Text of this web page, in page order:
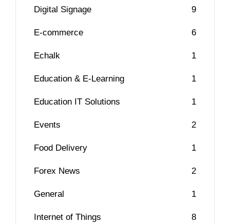
Digital Signage 9
E-commerce 6
Echalk 1
Education & E-Learning 1
Education IT Solutions 1
Events 2
Food Delivery 1
Forex News 2
General 1
Internet of Things 8